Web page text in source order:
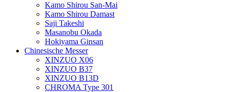
Kamo Shirou San-Mai
Kamo Shirou Damast
Saji Takeshi
Masanobu Okada
Hokiyama Ginsan
Chinesische Messer
XINZUO X06
XINZUO B37
XINZUO B13D
CHROMA Type 301